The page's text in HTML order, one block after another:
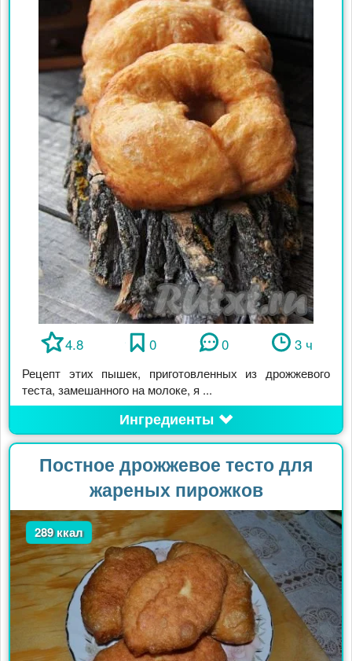
4.8 0 0 3 ч
Рецепт этих пышек, приготовленных из дрожжевого
теста, замешанного на молоке, я ...
Ингредиенты
Постное дрожжевое тесто для
жареных пирожков
289 ккал